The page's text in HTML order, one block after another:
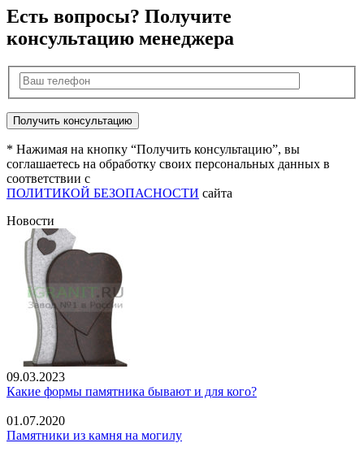
Есть вопросы? Получите
консультацию менеджера
* Нажимая на кнопку “Получить консультацию”, вы
соглашаетесь на обработку своих персональных данных в
соответствии с
ПОЛИТИКОЙ БЕЗОПАСНОСТИ сайта
Новости
09.03.2023
Какие формы памятника бывают и для кого?
01.07.2020
Памятники из камня на могилу